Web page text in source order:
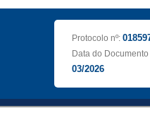
Protocolo nº:
Data do Documento
03/2026